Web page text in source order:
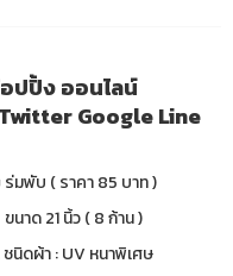
ปปิ้ง ออนไลน์
Google Line
ร่มพับ ( ราคา 85 บาท )
ขนาด 21 นิ้ว ( 8 ก้าน )
นิดผ้า : UV หนาพิเศษ